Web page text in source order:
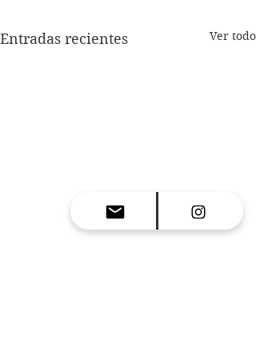
Entradas recientes Ver todo